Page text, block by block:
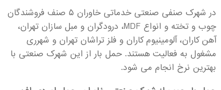
در شهرک صنفی صنعتی خدماتی خاوران ۵ صنف فروشندگان
چوب و تخته و انواع MDF، درودگران و مبل سازان تهران،
آهن کاران، آلومینیوم‌ کاران و فلز تراشان تهران و شهرری
مشغول به فعالیت هستند. حمل بار از این شهرک صنعتی با
بهترین نرخ انجام می شود.